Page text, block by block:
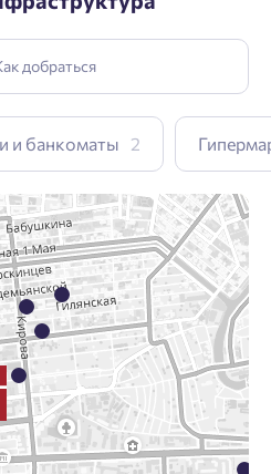
добраться
и банкоматы 2